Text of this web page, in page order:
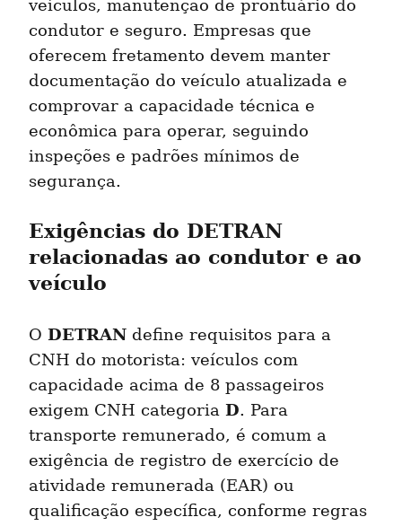
veículos, manutenção de prontuário do
condutor e seguro. Empresas que
oferecem fretamento devem manter
documentação do veículo atualizada e
comprovar a capacidade técnica e
econômica para operar, seguindo
inspeções e padrões mínimos de
segurança.
Exigências do DETRAN
relacionadas ao condutor e ao
veículo
O DETRAN define requisitos para a
CNH do motorista: veículos com
capacidade acima de 8 passageiros
exigem CNH categoria D. Para
transporte remunerado, é comum a
exigência de registro de exercício de
atividade remunerada (EAR) ou
qualificação específica, conforme regras